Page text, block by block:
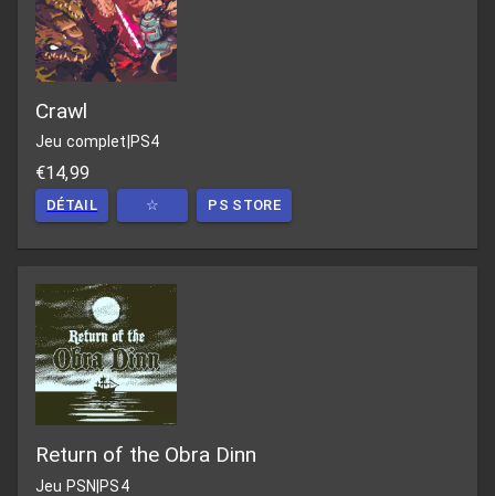
Crawl
Jeu complet PS4
€14,99
DÉTAIL ☆ PS STORE
Return of the Obra Dinn
Jeu PSN PS4